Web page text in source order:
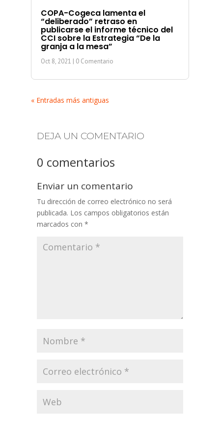
COPA-Cogeca lamenta el
“deliberado” retraso en
publicarse el informe técnico del
CCI sobre la Estrategia “De la
granja a la mesa”
Oct 8, 2021 | 0 Comentario
« Entradas más antiguas
DEJA UN COMENTARIO
0 comentarios
Enviar un comentario
Tu dirección de correo electrónico no será
publicada. Los campos obligatorios están
marcados con *